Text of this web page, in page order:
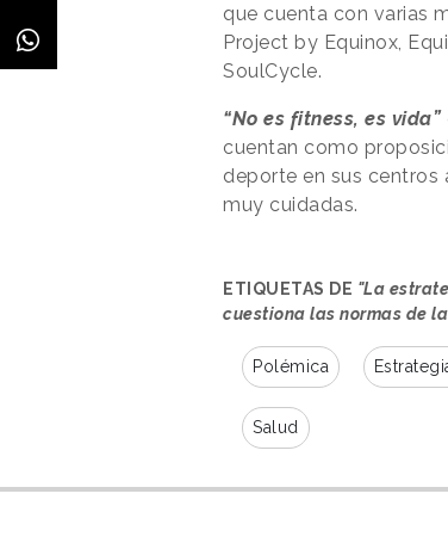
que cuenta con varias
Project by Equinox,
SoulCycle.
“No es fitness, es vida”
cuentan como
deporte en sus centros
muy cuidadas.
ETIQUETAS DE "La
cuestiona las normas de
Polémica
Salud